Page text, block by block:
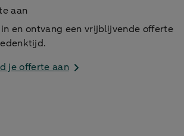
aan
en ontvang een vrijblijvende offerte
je offerte aan